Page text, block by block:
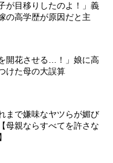
が目移りしたのよ！」義
の高学歴が原因だと主
開花させる…！」娘に高
けた母の大誤算
まで嫌味なヤツらが媚び
母親ならすべてを許さな